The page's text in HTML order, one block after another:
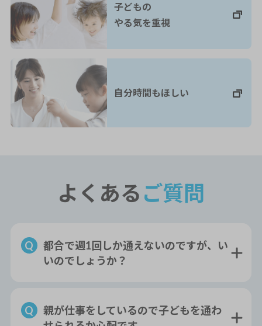
子どもの
やる気を重視
自分時間もほしい
よくある ご質問
都合で週1回しか通えないのですが、い
いのでしょうか？
親が仕事をしているので子どもを通わ